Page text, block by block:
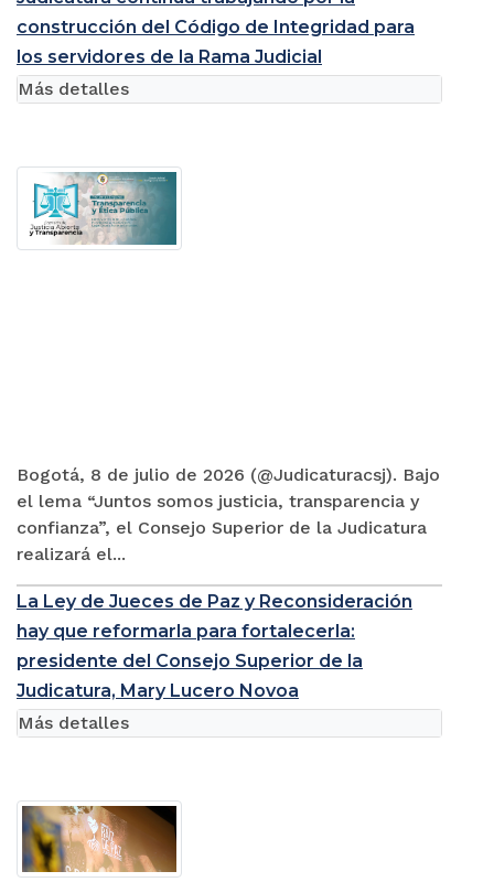
construcción del Código de Integridad para
los servidores de la Rama Judicial
Bogotá, 8 de julio de 2026 (@Judicaturacsj). Bajo
el lema “Juntos somos justicia, transparencia y
confianza”, el Consejo Superior de la Judicatura
realizará el...
Más detalles
La Ley de Jueces de Paz y Reconsideración
hay que reformarla para fortalecerla:
presidente del Consejo Superior de la
Judicatura, Mary Lucero Novoa
Más detalles